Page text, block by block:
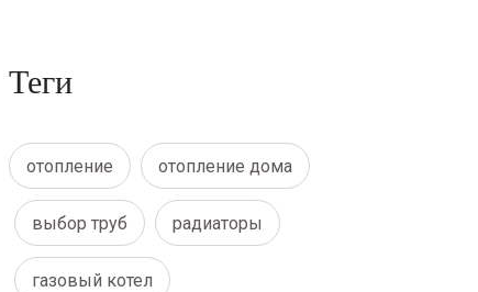
Теги
отопление отопление дома
выбор труб радиаторы
газовый котел